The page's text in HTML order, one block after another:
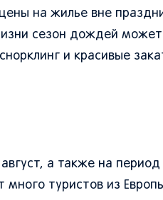
на жилье вне
сезон дождей
и красивые
а также на
туристов из